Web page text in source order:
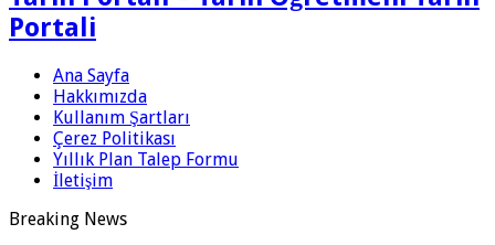
Portali
Ana Sayfa
Hakkımızda
Kullanım Şartları
Çerez Politikası
Yıllık Plan Talep Formu
İletişim
Breaking News